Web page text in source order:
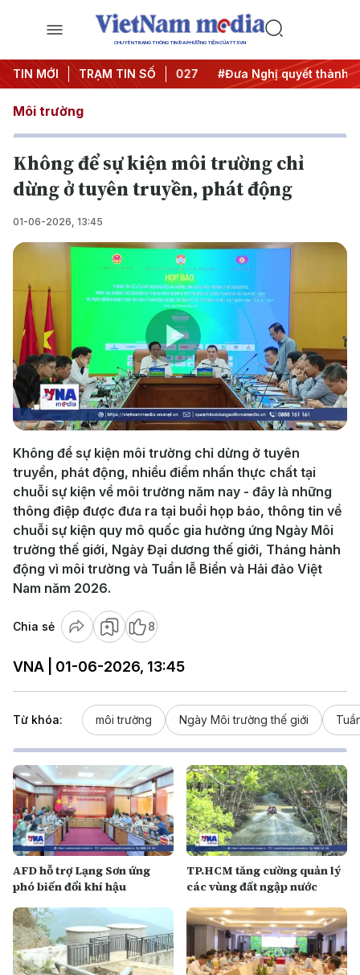
CHUYÊN TRANG THÔNG TIN ĐA PHƯƠNG TIỆN CỦA TTXVN
TIN MỚI TRẠM TIN SỐ
Trung ương 3 #APEC 2027 #Đưa Nghị quyết thành
Môi trường
Không để sự kiện môi trường chỉ
dừng ở tuyên truyền, phát động
01-06-2026, 13:45
Play
Video
Không để sự kiện môi trường chỉ dừng ở tuyên
truyền, phát động, nhiều điểm nhấn thực chất tại
chuỗi sự kiện về môi trường năm nay - đây là những
thông điệp được đưa ra tại buổi họp báo, thông tin về
chuỗi sự kiện quy mô quốc gia hưởng ứng Ngày Môi
trường thế giới, Ngày Đại dương thế giới, Tháng hành
động vì môi trường và Tuần lễ Biển và Hải đảo Việt
Nam năm 2026.
Chia sẻ 8
VNA | 01-06-2026, 13:45
Từ khóa: môi trường Ngày Môi trường thế giới
AFD hỗ trợ Lạng Sơn ứng
phó biến đổi khí hậu
TP.HCM tăng cường quản lý
các vùng đất ngập nước